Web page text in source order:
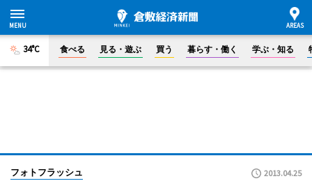
34°C 食べる 見る・遊ぶ 買う 暮らす・働く 学ぶ・知る
フォトフラッシュ 2013.04.25